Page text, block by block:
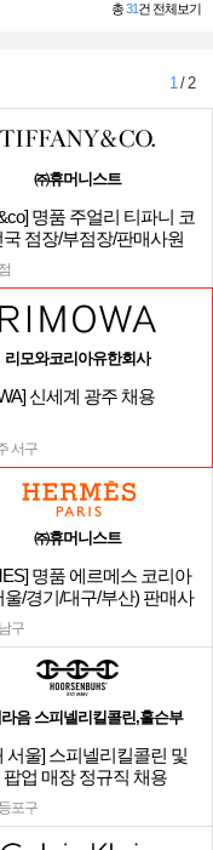
총31건 전체보기
1/ 2
㈜휴머니스트
명품 주얼리 티파니 코
국 점장/부점장/판매사원
리모와코리아유한회사
신세계 광주 채용
서구
㈜휴머니스트
명품 에르메스 코리아
울/경기/대구/부산) 판매사
구
음 스피넬리킬콜린,홀슨부
서울] 스피넬리킬콜린 및
팝업 매장 정규직 채용
포구